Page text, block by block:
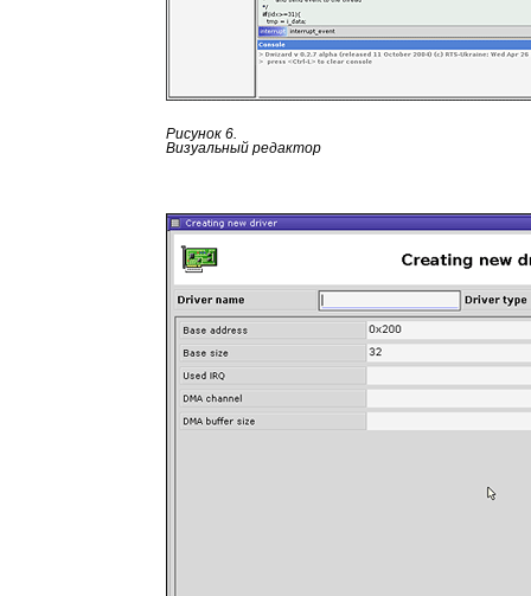
Рисунок 6.
Визуальный редактор